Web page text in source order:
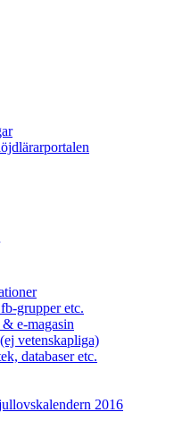
grupper etc.
e-magasin
vetenskapliga)
databaser etc.
2016